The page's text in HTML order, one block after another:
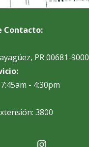
Contacto:
PR 00681-9000
- 4:30pm
3800
Instagram